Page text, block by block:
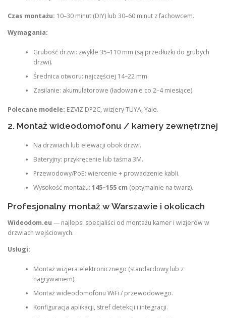
Czas montażu: 10–30 minut (DIY) lub 30–60 minut z fachowcem.
Wymagania:
Grubość drzwi: zwykle 35–110 mm (są przedłużki do grubych
drzwi).
Średnica otworu: najczęściej 14–22 mm.
Zasilanie: akumulatorowe (ładowanie co 2–4 miesiące).
Polecane modele: EZVIZ DP2C, wizjery TUYA, Yale.
2. Montaż wideodomofonu / kamery zewnętrznej
Na drzwiach lub elewacji obok drzwi.
Bateryjny: przykręcenie lub taśma 3M.
Przewodowy/PoE: wiercenie + prowadzenie kabli.
Wysokość montażu: 145–155 cm (optymalnie na twarz).
Profesjonalny montaż w Warszawie i okolicach
Wideodom.eu — najlepsi specjaliści od montażu kamer i wizjerów w
drzwiach wejściowych.
Usługi:
Montaż wizjera elektronicznego (standardowy lub z
nagrywaniem).
Montaż wideodomofonu WiFi / przewodowego.
Konfiguracja aplikacji, stref detekcji i integracji.